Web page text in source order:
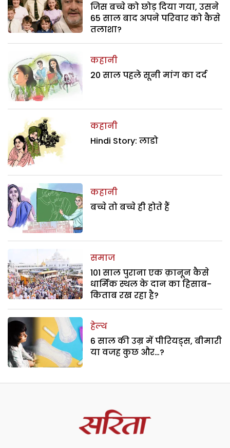
जिस बच्चे को छोड़ दिया गया, उसने
65 साल बाद अपने परिवार को कैसे
तलाशा?
कहानी
20 साल पहले सूनी मांग का दर्द
कहानी
Hindi Story: लाडो
कहानी
बच्चे तो बच्चे ही होते हैं
समाज
101 साल पुराना एक क़ानून कैसे
धार्मिक स्थल के दान का हिसाब-
किताब रख रहा है?
हेल्थ
6 साल की उम्र में पीरियड्स, बीमारी
या वजह कुछ और…?